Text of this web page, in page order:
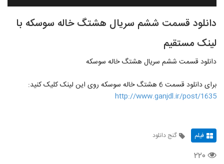
دانلود قسمت ششم سریال هشتگ خاله سوسکه با
لینک مستقیم
دانلود قسمت ششم سریال هشتگ خاله سوسکه
برای دانلود قسمت 6 هشتگ خاله سوسکه روی این لینک کلیک کنید:
http://www.ganjdl.ir/post/1635
فیلم گنج دانلود
۲۲۰